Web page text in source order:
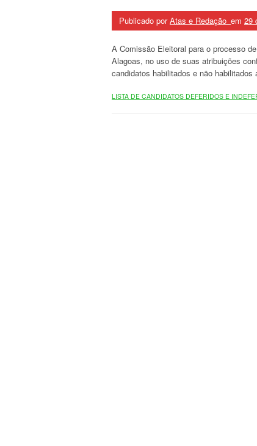
Publicado porAtas e Redação_ em 29
A Comissão Eleitoral para o processo
Alagoas, no uso de suas atribuições
candidatos habilitados e não habilitados
LISTA DE CANDIDATOS DEFERIDOS E